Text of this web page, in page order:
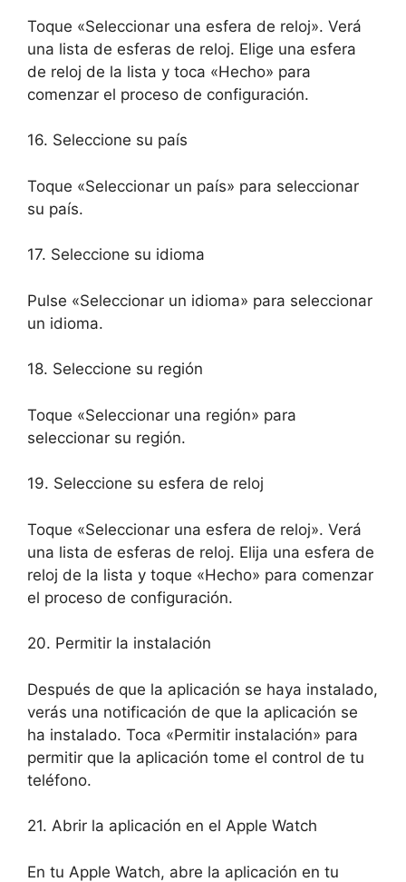
Toque «Seleccionar una esfera de reloj». Verá
una lista de esferas de reloj. Elige una esfera
de reloj de la lista y toca «Hecho» para
comenzar el proceso de configuración.
16. Seleccione su país
Toque «Seleccionar un país» para seleccionar
su país.
17. Seleccione su idioma
Pulse «Seleccionar un idioma» para seleccionar
un idioma.
18. Seleccione su región
Toque «Seleccionar una región» para
seleccionar su región.
19. Seleccione su esfera de reloj
Toque «Seleccionar una esfera de reloj». Verá
una lista de esferas de reloj. Elija una esfera de
reloj de la lista y toque «Hecho» para comenzar
el proceso de configuración.
20. Permitir la instalación
Después de que la aplicación se haya instalado,
verás una notificación de que la aplicación se
ha instalado. Toca «Permitir instalación» para
permitir que la aplicación tome el control de tu
teléfono.
21. Abrir la aplicación en el Apple Watch
En tu Apple Watch, abre la aplicación en tu